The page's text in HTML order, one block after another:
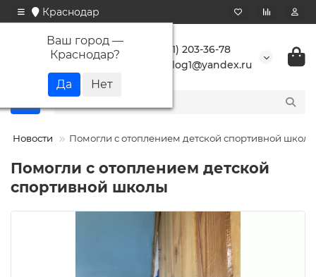
Краснодар
Ваш город —
Краснодар?
+7 (861) 203-36-78
buranlog1@yandex.ru
Новости Помогли с отоплением детской спортивной школы
Помогли с отоплением детской
спортивной школы